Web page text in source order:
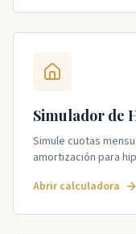
Simulador de
Simule cuotas
amortización para
Abrir calculadora